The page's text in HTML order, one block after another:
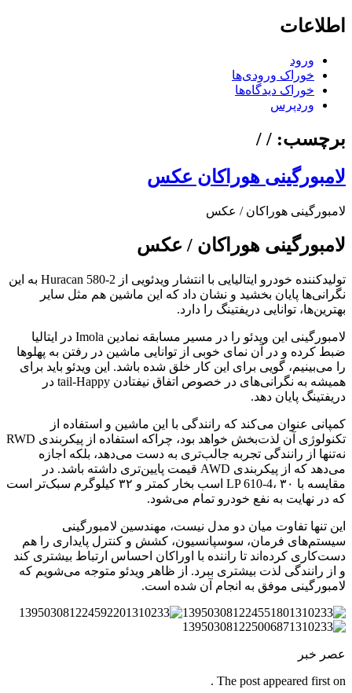
اطلاعات
ورود
خوراک ورودی‌ها
خوراک دیدگاه‌ها
وردپرس
برچسب: / /
لامبورگینی هوراکان عکس
لامبورگینی هوراکان / عکس
لامبورگینی هوراکان / عکس
تولیدکننده خودرو ایتالیایی با انتشار ویدئویی از Huracan 580-2 به این
نگرانی‌ها پایان بخشید و نشان داد که این ماشین هم مثل سایر
بهترین‌ها، توانایی دریفتینگ را دارد.
لامبورگینی این ویدئو را در مسیر مسابقه نمادین Imola در ایتالیا
ضبط کرده و در آن نمای خوبی از توانایی ماشین در رفتن به پهلوها
را می‌بینیم، گویی برای این کار خلق شده باشد. این ویدئو باید برای
همیشه به نگرانی‌های در خصوص اتفاق نیفتادن tail-Happy در
دریفتینگ پایان دهد.
کمپانی عنوان می‌کند که رانندگی با این ماشین و استفاده از
تکنولوژی آن لذت‌بخش خواهد بود، چراکه استفاده از پیکربندی RWD
نه‌تنها از رانندگی تجربه جالب‌تری به دست می‌دهد، بلکه اجازه
می‌دهد که از پیکربندی AWD قیمت پایین‌تری داشته باشد. در
مقایسه با LP 610-4، ۳۰ اسب بخار کمتر و ۳۲ کیلوگرم سبک‌تر است
که در نهایت به نفع خودرو تمام می‌شود.
این تنها تفاوت میان دو مدل نیست، مهندسین لامبورگینی
سیستم‌های فرمان، سوسپانسیون، کشش و کنترل پایداری را هم
دست‌کاری کرده‌اند تا راننده با اوراکان احساس ارتباط بیشتری کند
و از رانندگی لذت بیشتری ببرد. از ظاهر ویدئو متوجه می‌شویم که
لامبورگینی موفق به انجام آن شده است.
عصر خبر
The post appeared first on .